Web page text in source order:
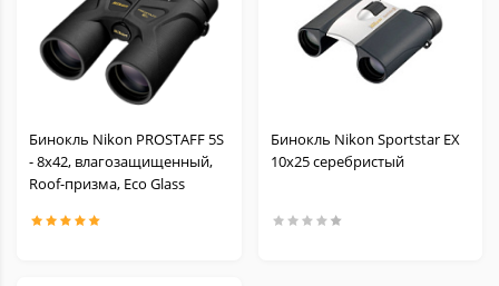
Бинокль Nikon PROSTAFF 5S
- 8х42, влагозащищенный,
Roof-призма, Eco Glass
Бинокль Nikon Sportstar EX
10x25 серебристый